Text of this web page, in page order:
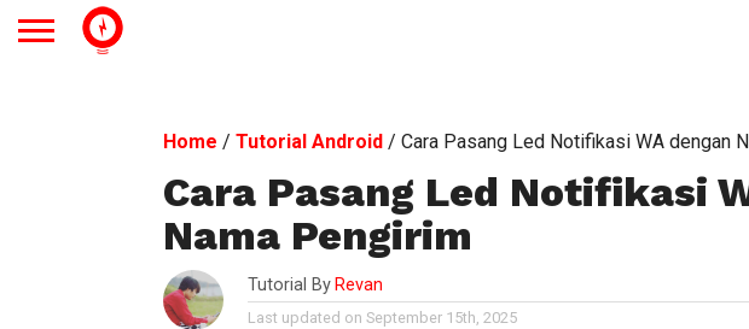
Home / Tutorial Android/ Cara Pasang Led Notifikasi WA dengan
Cara Pasang Led Notifikasi
Nama Pengirim
Tutorial By Revan
Last updated on September 15th, 2025